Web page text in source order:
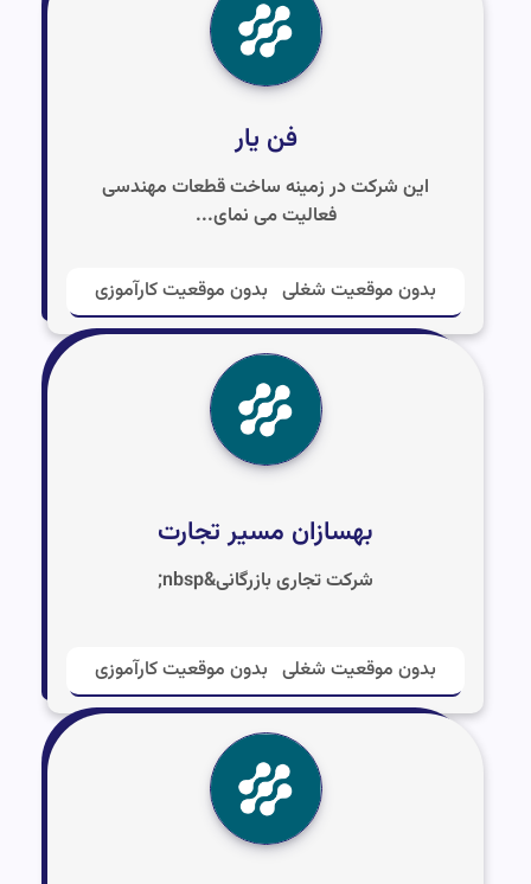
فن یار
این شرکت در زمینه ساخت قطعات مهندسی
فعالیت می نمای...
بدون موقعیت شغلی بدون موقعیت کارآموزی
بهسازان مسیر تجارت
شرکت تجاری بازرگانی&nbsp;
بدون موقعیت شغلی بدون موقعیت کارآموزی